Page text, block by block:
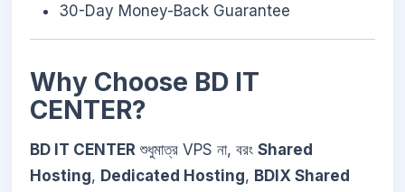
30-Day Money-Back Guarantee
Why Choose BD IT
CENTER?
BD IT CENTER শুধুমাত্র VPS না, বরং Shared
Hosting, Dedicated Hosting, BDIX Shared